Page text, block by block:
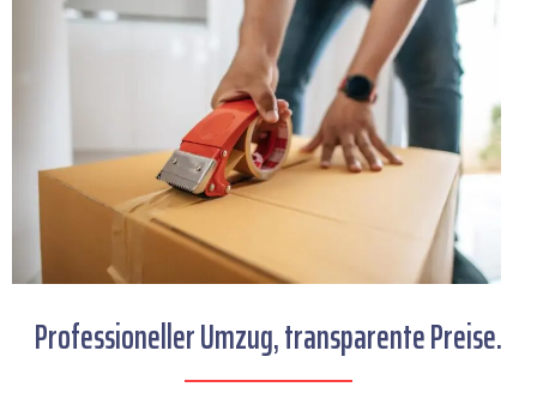
Professioneller Umzug, transparente Preise.